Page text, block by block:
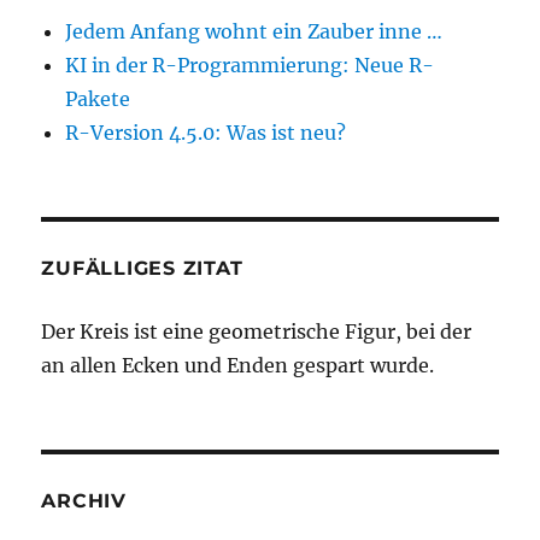
Jedem Anfang wohnt ein Zauber inne …
KI in der R-Programmierung: Neue R-
Pakete
R-Version 4.5.0: Was ist neu?
ZUFÄLLIGES ZITAT
Der Kreis ist eine geometrische Figur, bei der
an allen Ecken und Enden gespart wurde.
ARCHIV